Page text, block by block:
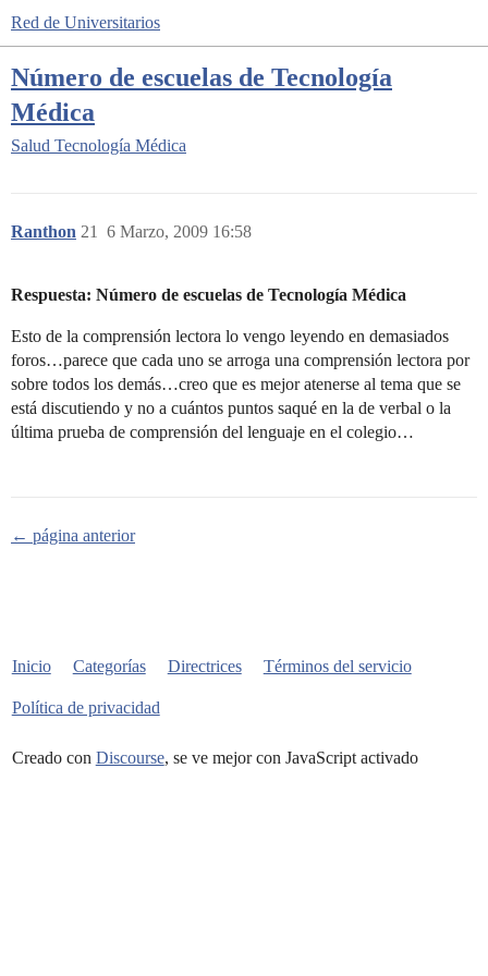
Red de Universitarios
Número de escuelas de Tecnología
Médica
Salud Tecnología Médica
Ranthon 6 Marzo, 2009 16:58
21
Respuesta: Número de escuelas de Tecnología Médica
Esto de la comprensión lectora lo vengo leyendo en demasiados
foros…parece que cada uno se arroga una comprensión lectora por
sobre todos los demás…creo que es mejor atenerse al tema que se
está discutiendo y no a cuántos puntos saqué en la de verbal o la
última prueba de comprensión del lenguaje en el colegio…
← página anterior
Inicio Categorías Directrices Términos del servicio
Política de privacidad
Creado con Discourse, se ve mejor con JavaScript activado